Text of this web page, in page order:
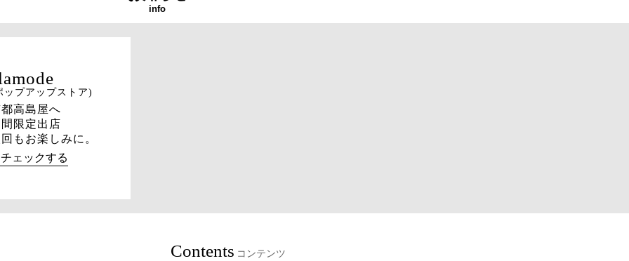
info
ップアップストア)
高島屋へ
限定出店
もお楽しみに。
ェックする
Contents コンテンツ